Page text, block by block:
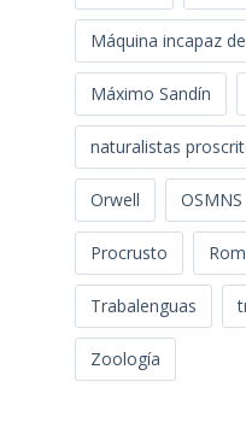
Máquina incapaz
Máximo Sandín
naturalistas
Orwell OSMNS
Procrusto
Trabalenguas
Zoología